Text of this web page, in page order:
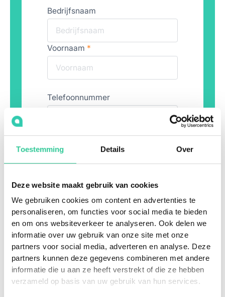
Toestemming Details Over
Deze website maakt gebruik van cookies
We gebruiken cookies om content en advertenties te
personaliseren, om functies voor social media te bieden
en om ons websiteverkeer te analyseren. Ook delen we
informatie over uw gebruik van onze site met onze
partners voor social media, adverteren en analyse. Deze
partners kunnen deze gegevens combineren met andere
informatie die u aan ze heeft verstrekt of die ze hebben
verzameld op basis van uw gebruik van hun services.
Bedrijfsnaam
Voornaam *
Telefoonnummer
E-mailadres*
Bericht *
Ik geef toestemming dat mijn
persoonsgegevens worden gebruikt om mijn
privacystatement *